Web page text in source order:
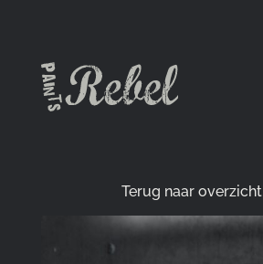
Terug naar overzicht